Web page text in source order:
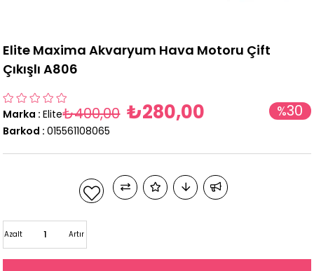
Elite Maxima Akvaryum Hava Motoru Çift
Çıkışlı A806
Marka : Elite %30
₺400,00 ₺280,00
Barkod : 015561108065
Artır
Azalt